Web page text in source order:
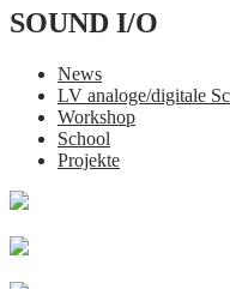
SOUND I/O
News
LV analoge/digitale
Workshop
School
Projekte